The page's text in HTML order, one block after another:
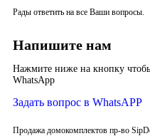
Рады ответить на все Ваши вопросы.
Напишите нам
Нажмите ниже на кнопку
WhatsApp
Задать вопрос в WhatsAPP
Продажа домокомплектов пр-во